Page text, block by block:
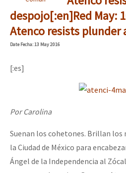
despojo[:en]Red May:
Atenco resists plunder
DateFecha: 13 May 2016
[:es]
Por Carolina
Suenan los cohetones. Brillan los
la Ciudad de México para
Ángel de la Independencia al